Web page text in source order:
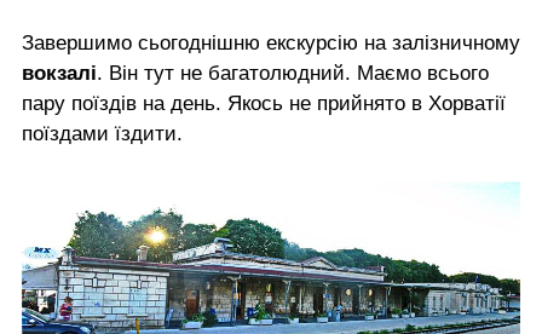
Завершимо сьогоднішню екскурсію на залізничному
вокзалі. Він тут не багатолюдний. Маємо всього
пару поїздів на день. Якось не прийнято в Хорватії
поїздами їздити.